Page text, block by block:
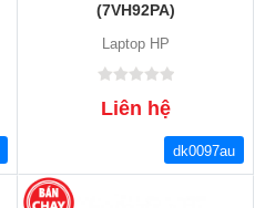
(7VH92PA)
Laptop HP
Liên hệ
dk0097au